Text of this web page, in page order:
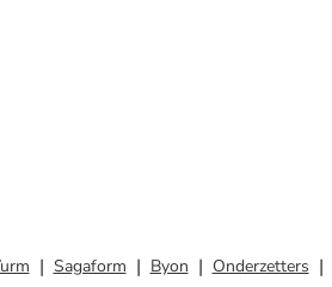
Sagaform Byon Onderzetters